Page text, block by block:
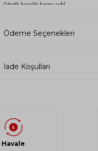
Çıtçıtlı kapaklı kargo cebi
Coremax astar
I-fit sistemi
Bacağın alt kısmındaki çıtçıtlı
Ödeme Seçenekleri
İade Koşulları
Havale